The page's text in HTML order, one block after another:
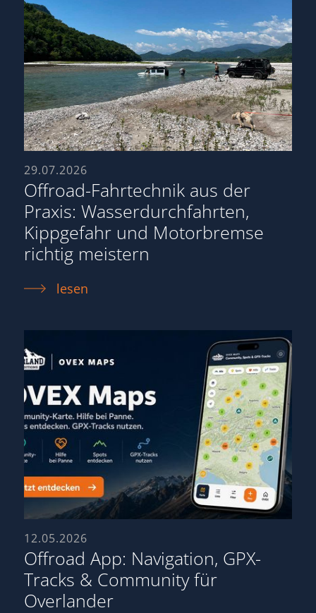
29.07.2026
Offroad-Fahrtechnik aus der
Praxis: Wasserdurchfahrten,
Kippgefahr und Motorbremse
richtig meistern
lesen
12.05.2026
Offroad App: Navigation, GPX-
Tracks & Community für
Overlander